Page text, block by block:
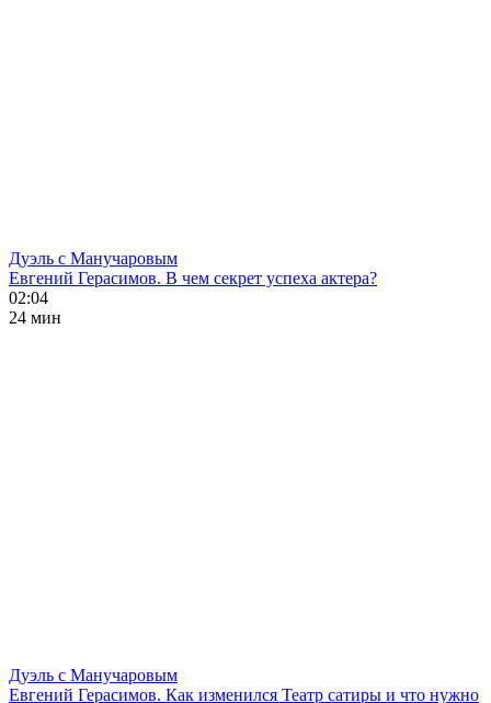
Дуэль с Манучаровым
Евгений Герасимов. В чем секрет успеха актера?
02:04
24 мин
Дуэль с Манучаровым
Евгений Герасимов. Как изменился Театр сатиры и что нужно